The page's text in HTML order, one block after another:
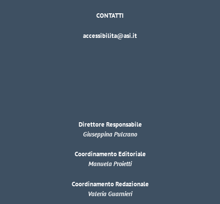
CONTATTI
accessibilita@asi.it
Direttore Responsabile
Giuseppina Pulcrano
Coordinamento Editoriale
Manuela Proietti
Coordinamento Redazionale
Valeria Guarnieri